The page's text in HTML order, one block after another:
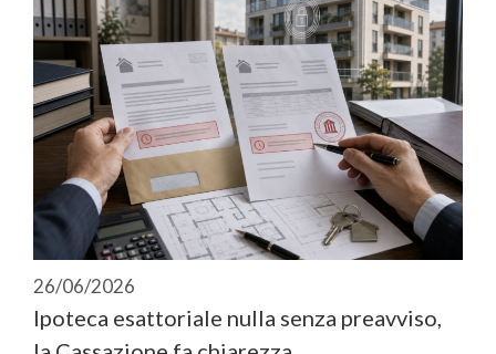
26/06/2026
Ipoteca esattoriale nulla senza preavviso,